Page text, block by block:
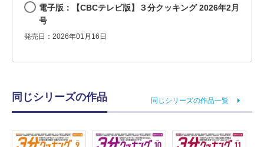
電子版：【CBCテレビ版】３分クッキング 2026年2月
号
発売日：2026年01月16日
同じシリーズの作品 同じシリーズの作品一覧